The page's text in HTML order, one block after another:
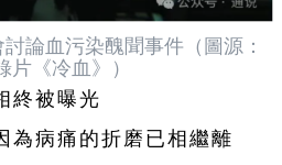
論血污染醜聞事件（圖源：
片《冷血》）
終被曝光
為病痛的折磨已相繼離